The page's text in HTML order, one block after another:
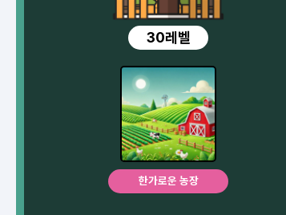
30레벨
한가로운 농장